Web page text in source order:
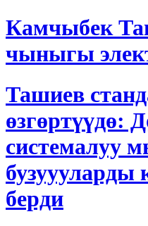
Камчыбек
чыныгы
Ташиев
өзгөртүүдө:
системалуу
бузуууларды
берди